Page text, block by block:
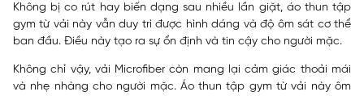
Không bị co rút hay biến dạng sau nhiều lần giặt, áo thun tập
gym từ vải này vẫn duy trì được hình dáng và độ ôm sát cơ thể
ban đầu. Điều này tạo ra sự ổn định và tin cậy cho người mặc.
Không chỉ vậy, vải Microfiber còn mang lại cảm giác thoải mái
và nhẹ nhàng cho người mặc. Áo thun tập gym từ vải này ôm